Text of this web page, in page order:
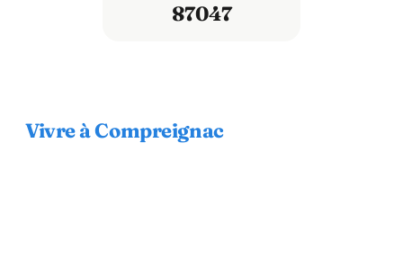
87047
Vivre à Compreignac